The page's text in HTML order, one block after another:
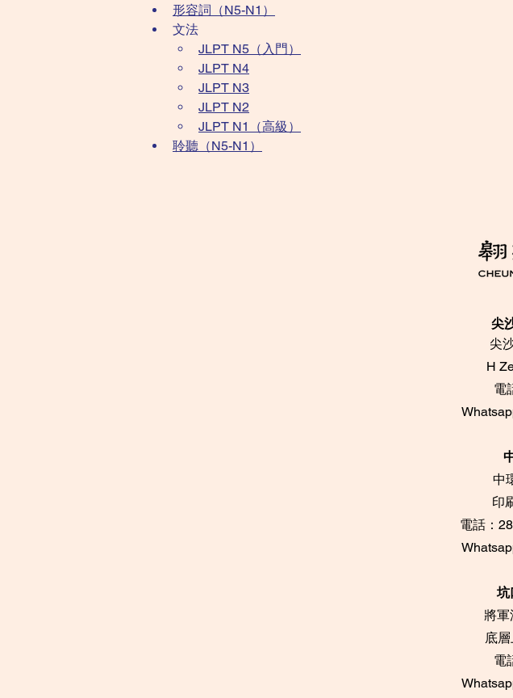
形容詞（N5-N1）
​文法​
JLPT N5​（入門）
JLPT N4
JLPT N3
JLPT N2
JLPT N1（高級）
聆聽（N5-N1）
尖
尖
​H
電
中
印
電話：
坑
將
底
電